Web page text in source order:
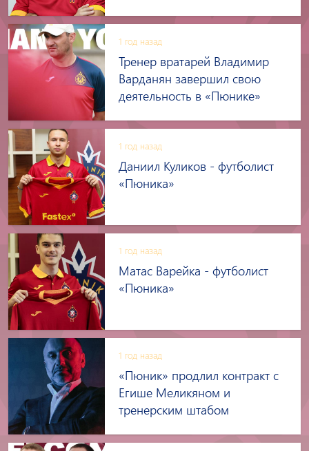
1 год назад
Тренер вратарей Владимир
Варданян завершил свою
деятельность в «Пюнике»
1 год назад
Даниил Куликов - футболист
«Пюника»
1 год назад
Матас Варейка - футболист
«Пюника»
1 год назад
«Пюник» продлил контракт с
Егише Меликяном и
тренерским штабом